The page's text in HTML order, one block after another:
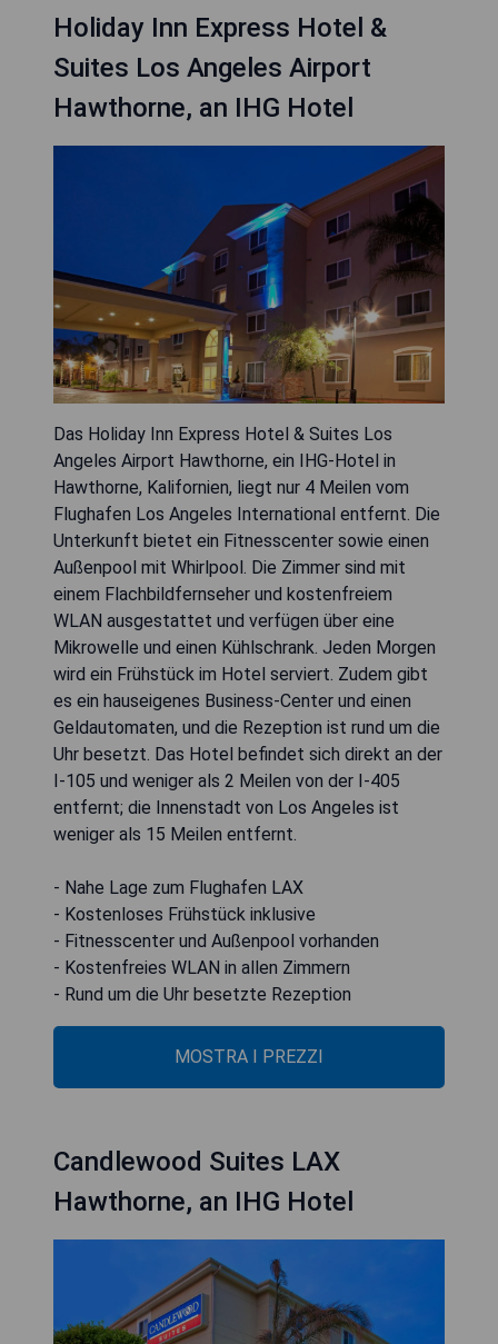
Holiday Inn Express Hotel &
Suites Los Angeles Airport
Hawthorne, an IHG Hotel
Das Holiday Inn Express Hotel & Suites Los
Angeles Airport Hawthorne, ein IHG-Hotel in
Hawthorne, Kalifornien, liegt nur 4 Meilen vom
Flughafen Los Angeles International entfernt. Die
Unterkunft bietet ein Fitnesscenter sowie einen
Außenpool mit Whirlpool. Die Zimmer sind mit
einem Flachbildfernseher und kostenfreiem
WLAN ausgestattet und verfügen über eine
Mikrowelle und einen Kühlschrank. Jeden Morgen
wird ein Frühstück im Hotel serviert. Zudem gibt
es ein hauseigenes Business-Center und einen
Geldautomaten, und die Rezeption ist rund um die
Uhr besetzt. Das Hotel befindet sich direkt an der
I-105 und weniger als 2 Meilen von der I-405
entfernt; die Innenstadt von Los Angeles ist
weniger als 15 Meilen entfernt.
- Nahe Lage zum Flughafen LAX
- Kostenloses Frühstück inklusive
- Fitnesscenter und Außenpool vorhanden
- Kostenfreies WLAN in allen Zimmern
- Rund um die Uhr besetzte Rezeption
MOSTRA I PREZZI
Candlewood Suites LAX
Hawthorne, an IHG Hotel